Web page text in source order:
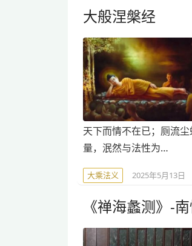
大般涅槃经
天下而情不在已；厕流
量，泯然与法性为…
大乘法义 2025年5月13日
《禅海蠡测》-